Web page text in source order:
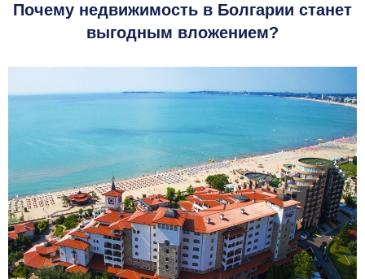
Почему недвижимость в Болгарии станет
выгодным вложением?